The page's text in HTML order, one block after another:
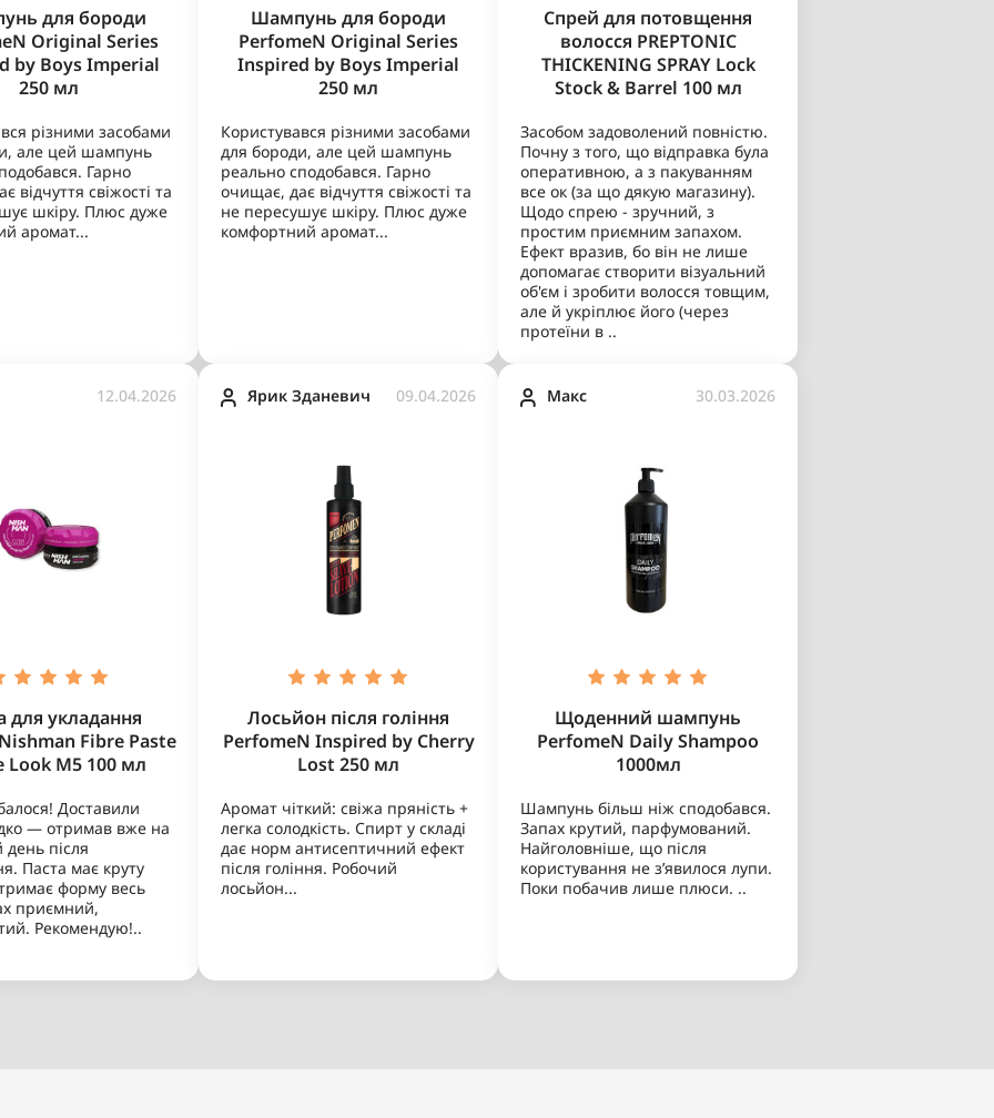
для бороди
Original Series
by Boys Imperial
250 мл
різними засобами
але цей шампунь
Гарно
відчуття свіжості та
шкіру. Плюс дуже
аромат...
Шампунь для бороди
PerfomeN Original Series
Inspired by Boys Imperial
250 мл
Користувався різними засобами
для бороди, але цей шампунь
реально сподобався. Гарно
очищає, дає відчуття свіжості та
не пересушує шкіру. Плюс дуже
комфортний аромат...
Спрей для потовщення
волосся PREPTONIC
THICKENING SPRAY Lock
Stock & Barrel 100 мл
Засобом задоволений повністю.
Почну з того, що відправка була
оперативною, а з пакуванням
все ок (за що дякую магазину).
Щодо спрею - зручний, з
простим приємним запахом.
Ефект вразив, бо він не лише
допомагає створити візуальний
об'єм і зробити волосся товщим,
але й укріплює його (через
протеїни в ..
12.04.2026
для укладання
Fibre Paste
Look M5 100 мл
Доставили
— отримав вже на
після
Паста має круту
форму весь
приємний,
Рекомендую!..
Ярик Зданевич 09.04.2026
Лосьйон після гоління
PerfomeN Inspired by Cherry
Lost 250 мл
Аромат чіткий: свіжа пряність +
легка солодкість. Спирт у складі
дає норм антисептичний ефект
після гоління. Робочий
лосьйон...
Макс 30.03.2026
Щоденний шампунь
PerfomeN Daily Shampoo
1000мл
Шампунь більш ніж сподобався.
Запах крутий, парфумований.
Найголовніше, що після
користування не зʼявилося лупи.
Поки побачив лише плюси. ..